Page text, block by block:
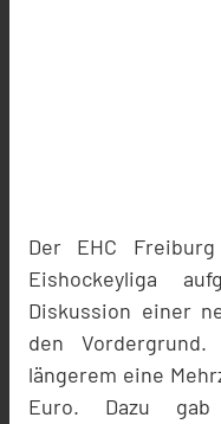
Der EHC
Eishockeyliga
Diskussion einer
den
längerem eine
Euro. Dazu